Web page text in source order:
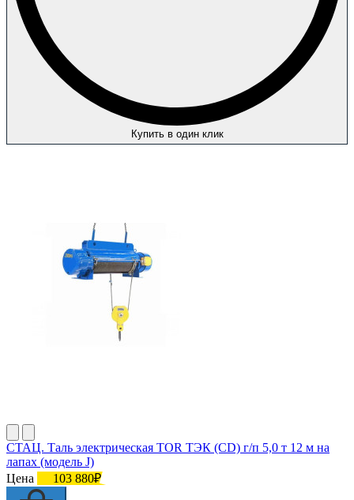
Купить в один клик
СТАЦ. Таль электрическая TOR ТЭК (CD) г/п 5,0 т 12 м на
лапах (модель J)
Цена
103 880₽